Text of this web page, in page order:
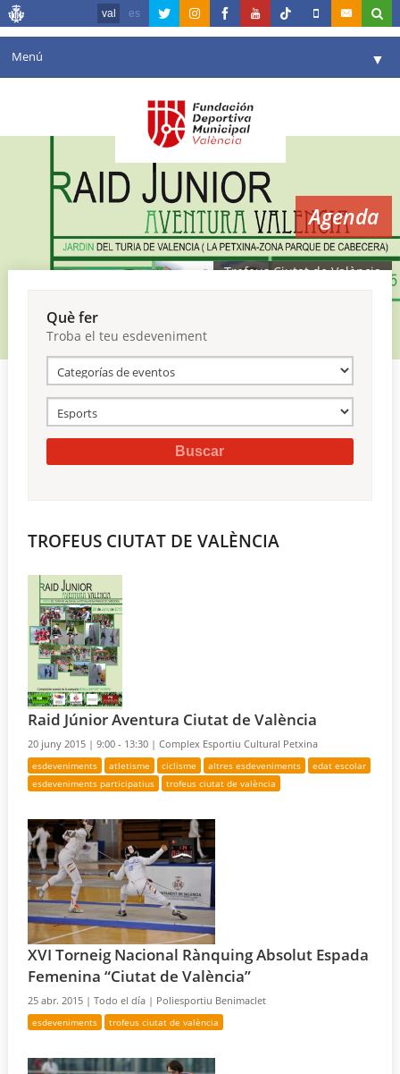
val es
Menú ▼
Agenda
Instal·lacions
▼
València en esport ▼
Reserves
Agenda
Trofeus Ciutat de València
Què fer
Troba el teu esdeveniment
TROFEUS CIUTAT DE VALÈNCIA
Raid Júnior Aventura Ciutat de València
20 juny 2015 |9:00 - 13:30 |Complex Esportiu Cultural Petxina
esdeveniments atletisme ciclisme altres esdeveniments
edat escolar
esdeveniments participatius
trofeus ciutat de valència
XVI Torneig Nacional Rànquing Absolut Espada
Femenina “Ciutat de València”
25 abr. 2015 |Todo el día | Poliesportiu Benimaclet
esdeveniments trofeus ciutat de valència